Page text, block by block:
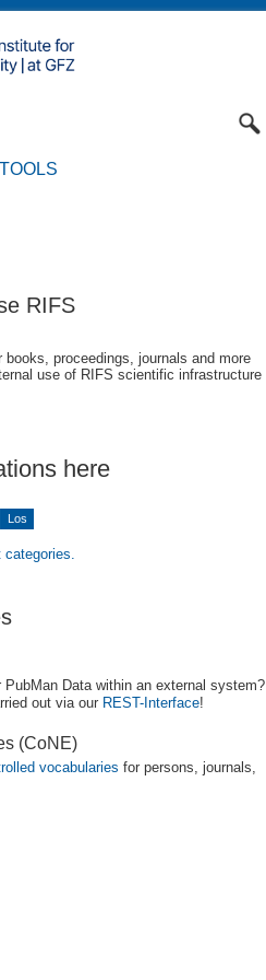
TOOLS
RIFS
proceedings, journals and more
use of RIFS scientific infrastructure
here
PubMan Data within an external system?
out via our REST-Interface!
(CoNE)
vocabularies for persons, journals,